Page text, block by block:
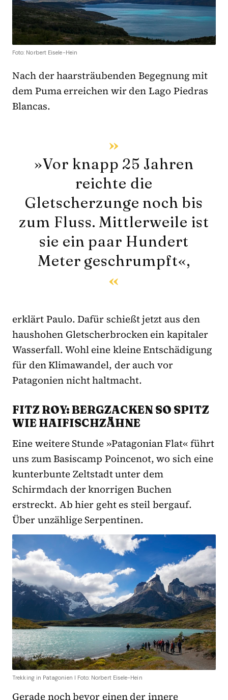
Foto: Norbert Eisele-Hein
Nach der haarsträubenden Begegnung mit
dem Puma erreichen wir den Lago Piedras
Blancas.
»Vor knapp 25 Jahren
reichte die
Gletscherzunge noch bis
zum Fluss. Mittlerweile ist
sie ein paar Hundert
Meter geschrumpft«,
erklärt Paulo. Dafür schießt jetzt aus den
haushohen Gletscherbrocken ein kapitaler
Wasserfall. Wohl eine kleine Entschädigung
für den Klimawandel, der auch vor
Patagonien nicht haltmacht.
FITZ ROY: BERGZACKEN SO SPITZ
WIE HAIFISCHZÄHNE
Eine weitere Stunde »Patagonian Flat« führt
uns zum Basiscamp Poincenot, wo sich eine
kunterbunte Zeltstadt unter dem
Schirmdach der knorrigen Buchen
erstreckt. Ab hier geht es steil bergauf.
Über unzählige Serpentinen.
Trekking in Patagonien I Foto: Norbert Eisele-Hein
Gerade noch bevor einen der innere